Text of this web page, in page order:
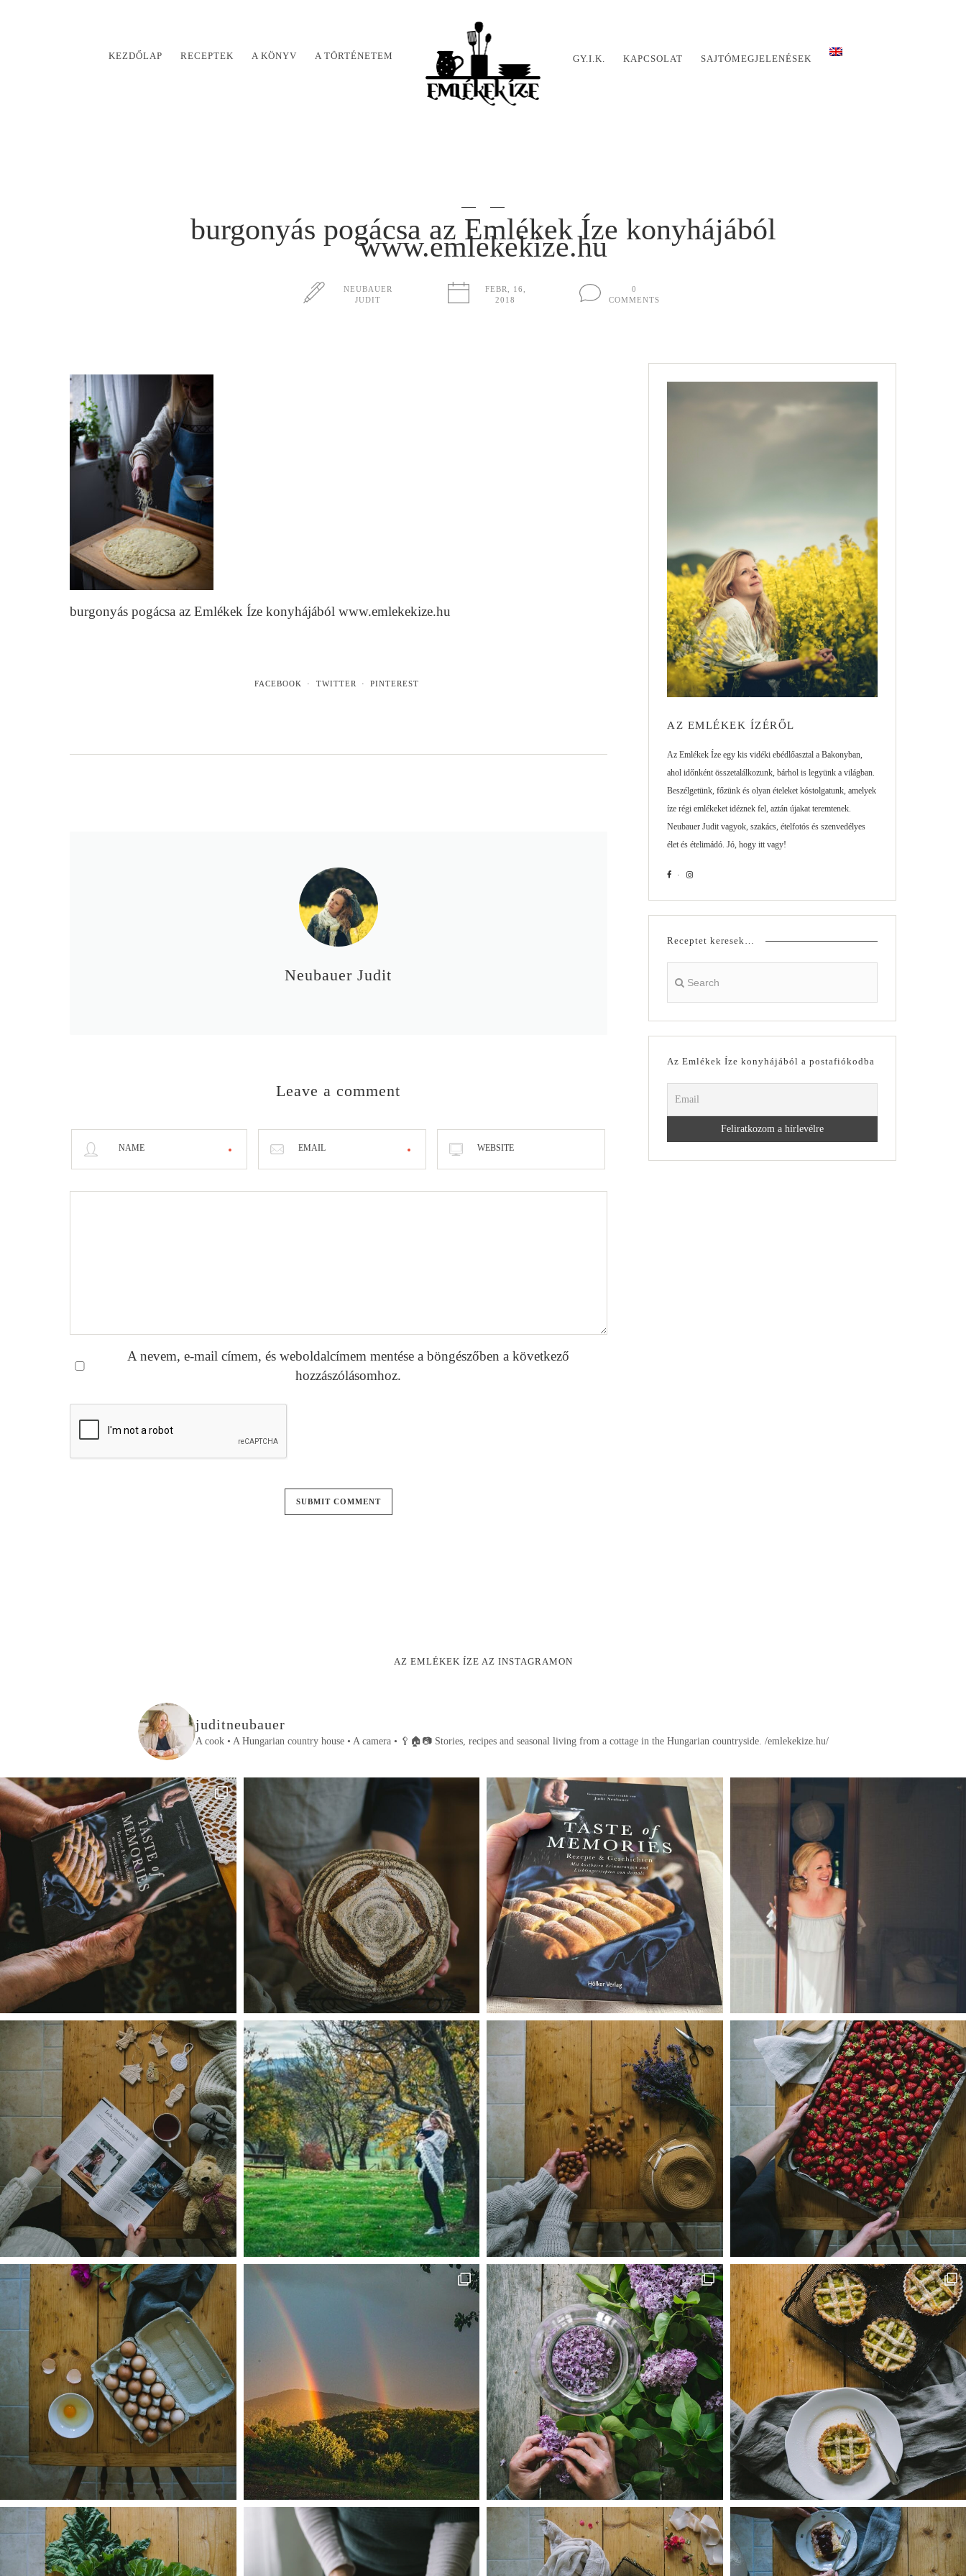
KEZDŐLAP RECEPTEK A KÖNYV A TÖRTÉNETEM GY.I.K. KAPCSOLAT SAJTÓMEGJELENÉSEK
burgonyás pogácsa az Emlékek Íze konyhájából
www.emlekekize.hu
NEUBAUER
JUDIT
FEBR, 16,
2018
0
COMMENTS
burgonyás pogácsa az Emlékek Íze konyhájából www.emlekekize.hu
FACEBOOK TWITTER PINTEREST
Neubauer Judit
Leave a comment
NAME EMAIL WEBSITE
A nevem, e-mail címem, és weboldalcímem mentése a böngészőben a következő
hozzászólásomhoz.
AZ EMLÉKEK ÍZÉRŐL
Az Emlékek Íze egy kis vidéki ebédlőasztal a Bakonyban,
ahol időnként összetalálkozunk, bárhol is legyünk a világban.
Beszélgetünk, főzünk és olyan ételeket kóstolgatunk, amelyek
íze régi emlékeket idéznek fel, aztán újakat teremtenek.
Neubauer Judit vagyok, szakács, ételfotós és szenvedélyes
élet és ételimádó. Jó, hogy itt vagy!
Receptet keresek…
Az Emlékek Íze konyhájából a postafiókodba
AZ EMLÉKEK ÍZE AZ INSTAGRAMON
juditneubauer
A cook • A Hungarian country house • A camera • 🥄🏠📷Stories, recipes and seasonal living from a cottage in the Hungarian countryside. /emlekekize.hu/